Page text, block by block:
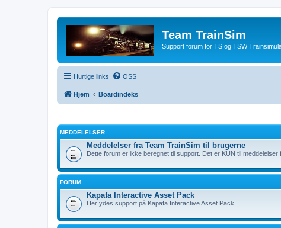
Team TrainSim
Support forum for TS og TSW
Hurtige links OSS
Hjem Boardindeks
MEDDELELSER
Meddelelser fra Team TrainSim til brugerne
Dette forum er ikke beregnet til support. Det er KUN til meddelelser
FORUM
Kapafa Interactive Asset Pack
Her ydes support på Kapafa Interactive Asset Pack